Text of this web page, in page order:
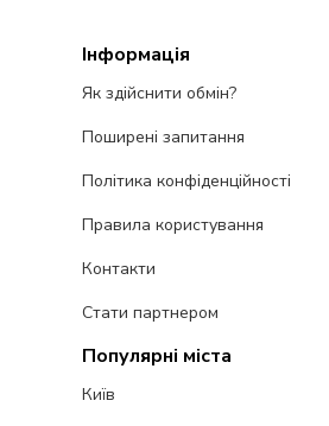
Інформація
Як здійснити обмін?
Поширені запитання
Політика конфіденційності
Правила користування
Контакти
Стати партнером
Популярні міста
Київ